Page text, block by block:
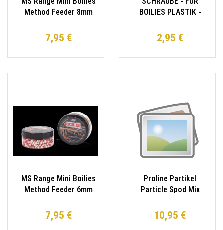
Method Feeder 8mm
7,95 €
BOILIES PLASTIK -
- 10 Stk.
2,95 €
MS Range Mini Boilies
Method Feeder 6mm
7,95 €
Proline Partikel
Particle Spod Mix
10,95 €